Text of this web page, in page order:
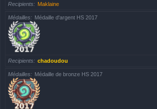
Recipients Maklaine
Médailles Médaille d'argent HS 2017
Recipients chadoudou
Médailles Médaille de bronze HS 2017